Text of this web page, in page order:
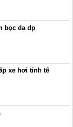
bọc da dp
xe hơi tinh tế